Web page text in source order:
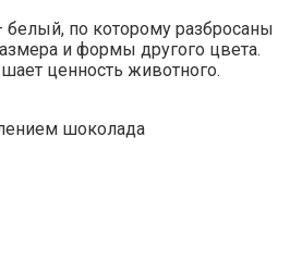
по которому разбросаны
и формы другого цвета.
ценность животного.
шоколада